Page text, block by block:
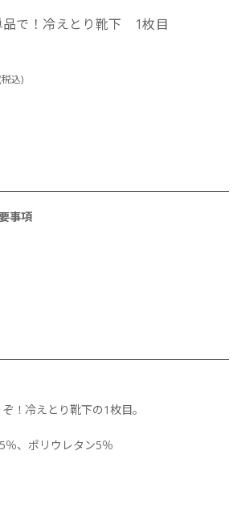
！冷えとり靴下 1枚目
(税込)
事項
！冷えとり靴下の1枚目。
％、ポリウレタン5％